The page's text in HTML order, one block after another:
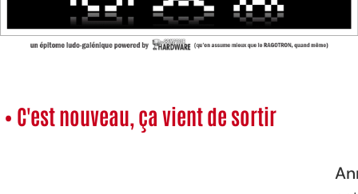
• C'est nouveau, ça vient de sortir